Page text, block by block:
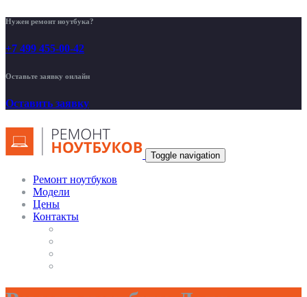
Нужен ремонт ноутбука?
+7 499 455-00-42
Оставьте заявку онлайн
Оставить заявку
Toggle navigation
Ремонт ноутбуков
Модели
Цены
Контакты